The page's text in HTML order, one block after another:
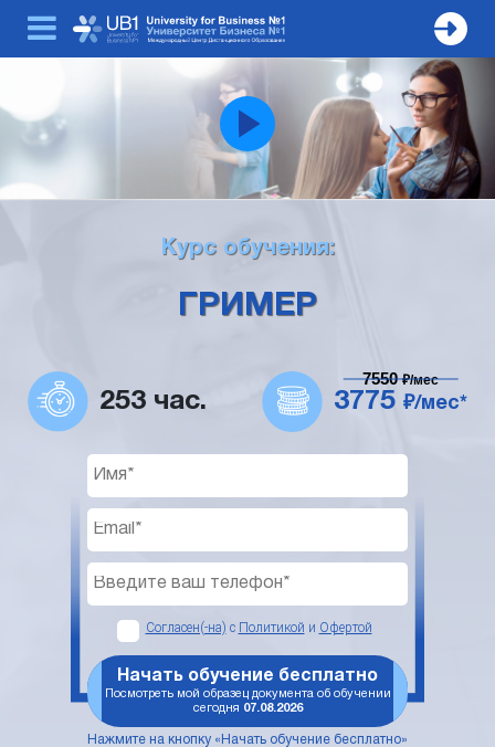
Курс обучения:
ГРИМЕР
253 час. 3775 ₽/мес*
7550₽/мес
Согласен(-на) с Политикой и Офертой
Начать обучение бесплатно
Посмотреть мой образец документа об обучении
сегодня 07.08.2026
Нажмите на кнопку «Начать обучение бесплатно»